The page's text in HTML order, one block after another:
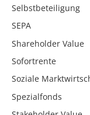
Selbstbeteiligung
SEPA
Shareholder Value
Sofortrente
Soziale
Spezialfonds